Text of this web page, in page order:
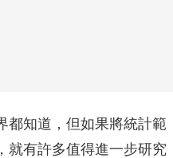
都知道，但如果將統計範
就有許多值得進一步研究